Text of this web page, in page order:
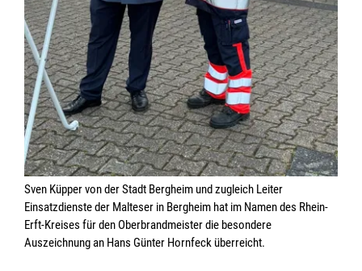
Sven Küpper von der Stadt Bergheim und zugleich Leiter
Einsatzdienste der Malteser in Bergheim hat im Namen des Rhein-
Erft-Kreises für den Oberbrandmeister die besondere
Auszeichnung an Hans Günter Hornfeck überreicht.